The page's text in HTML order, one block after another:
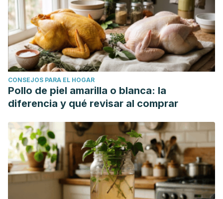
CONSEJOS PARA EL HOGAR
Pollo de piel amarilla o blanca: la
diferencia y qué revisar al comprar